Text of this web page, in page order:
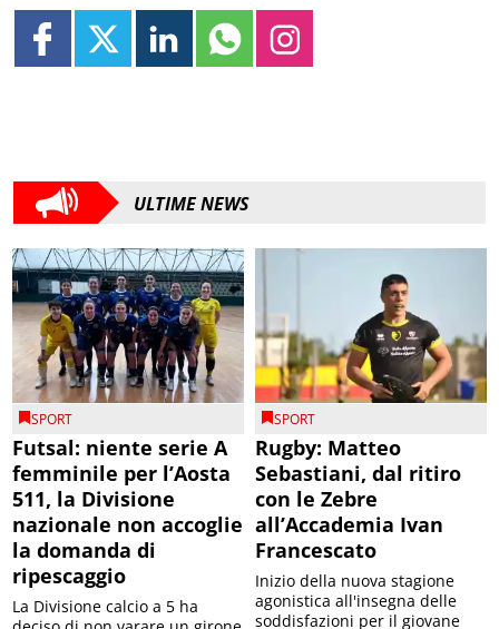
ULTIME NEWS
SPORT
Futsal: niente serie A
femminile per l’Aosta
511, la Divisione
nazionale non accoglie
la domanda di
ripescaggio
La Divisione calcio a 5 ha
SPORT
Rugby: Matteo
Sebastiani, dal ritiro
con le Zebre
all’Accademia Ivan
Francescato
Inizio della nuova stagione
agonistica all'insegna delle
soddisfazioni per il giovane